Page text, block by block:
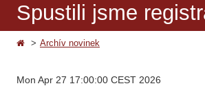
Spustili jsme
Archív novinek
Mon Apr 27 17:00:00 CEST 2026